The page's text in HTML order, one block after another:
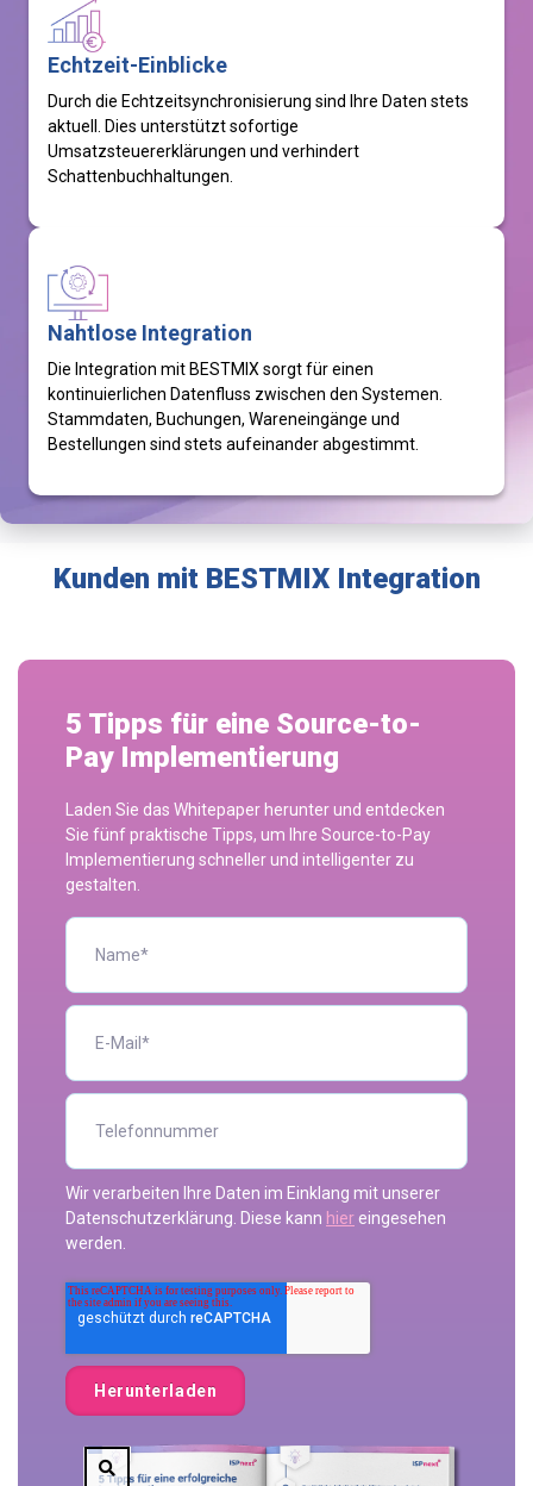
Echtzeit-Einblicke
Durch die Echtzeitsynchronisierung sind Ihre Daten stets
aktuell. Dies unterstützt sofortige
Umsatzsteuererklärungen und verhindert
Schattenbuchhaltungen.
Nahtlose Integration
Die Integration mit BESTMIX sorgt für einen
kontinuierlichen Datenfluss zwischen den Systemen.
Stammdaten, Buchungen, Wareneingänge und
Bestellungen sind stets aufeinander abgestimmt.
Kunden mit BESTMIX Integration
5 Tipps für eine Source-to-
Pay Implementierung
Laden Sie das Whitepaper herunter und entdecken
Sie fünf praktische Tipps, um Ihre Source-to-Pay
Implementierung schneller und intelligenter zu
gestalten.
Wir verarbeiten Ihre Daten im Einklang mit unserer
Datenschutzerklärung. Diese kann hiereingesehen
werden.